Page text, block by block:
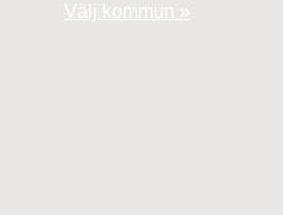
Välj kommun »